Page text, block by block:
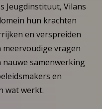
Jeugdinstituut, Vilans
hun krachten
en verspreiden
vragen
samenwerking
en
wat werkt.